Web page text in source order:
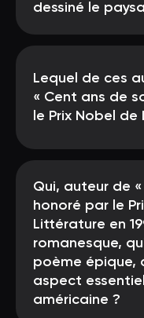
dessiné le
Lequel de ces
« Cent ans de
le Prix Nobel
Qui, auteur de
honoré par le
Littérature en
romanesque,
poème épique,
aspect
américaine ?